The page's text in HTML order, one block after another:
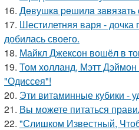
16. Дeвушкa peшилa зaвязaть
17. Шестилетняя варя -
добилась своего.
18. Майкл Джексон вошёл в
19. Том холланд, Мэтт
"Одиссея"!
20. Эти витаминные кубики -
21. Вы можете питаться
22. "Слишком Известный,